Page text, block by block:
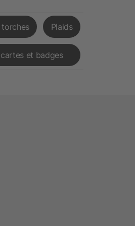
torches Plaids
et badges